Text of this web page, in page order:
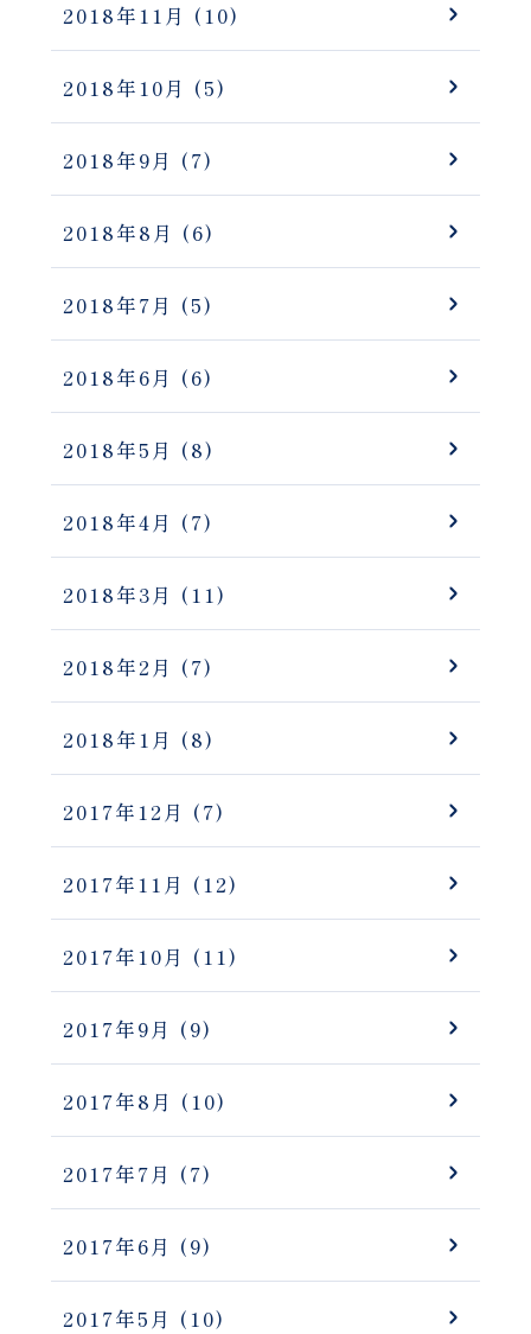
2018年11月 (10)
2018年10月 (5)
2018年9月 (7)
2018年8月 (6)
2018年7月 (5)
2018年6月 (6)
2018年5月 (8)
2018年4月 (7)
2018年3月 (11)
2018年2月 (7)
2018年1月 (8)
2017年12月 (7)
2017年11月 (12)
2017年10月 (11)
2017年9月 (9)
2017年8月 (10)
2017年7月 (7)
2017年6月 (9)
2017年5月 (10)